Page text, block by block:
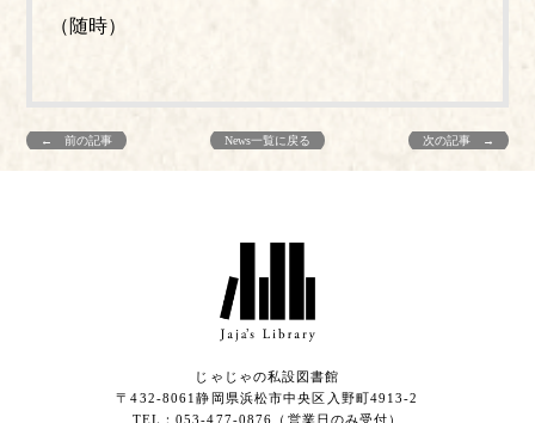
（随時）
← 前の記事 News一覧に戻る 次の記事 →
じゃじゃの私設図書館
〒432-8061静岡県浜松市中央区入野町4913-2
​TEL：053-477-0876（営業日のみ受付）